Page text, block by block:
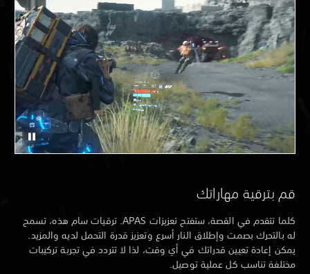
قم بترقية مهاراتك
كلما تتقدم في القصة، ستفتح تعزيزات APAS. ترقيات سام هذه، تسمح
له بالتحرك بصمت وإطلاق النار أسرع وتعزيز قدرة التحمل لديه والمزيد.
يمكن إعادة تعيين قدراتك في أي وقت، لذا لا تتردد في تجربة تركيبات
مختلفة تناسب كل عملية توصيل.